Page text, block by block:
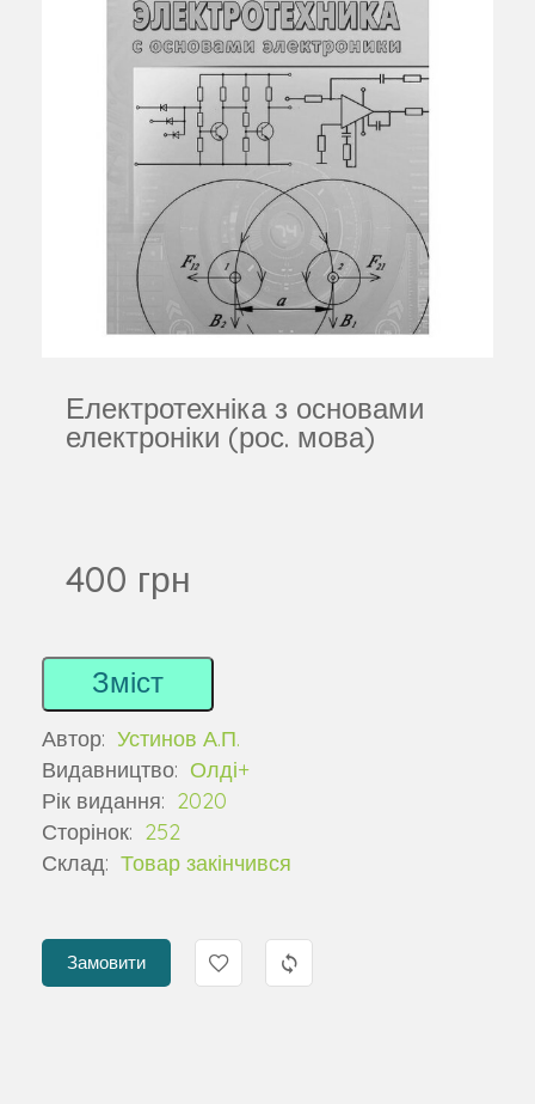
Електротехніка з основами
електроніки (рос. мова)
400 грн
Зміст
Автор: Устинов А.П.
Видавництво: Олді+
Рік видання: 2020
Сторінок: 252
Склад: Товар закінчився
Замовити